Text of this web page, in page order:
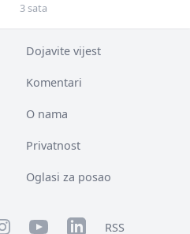
3 sata
Dojavite vijest
Komentari
O nama
Privatnost
Oglasi za posao
YouTubeLinkedInRSS